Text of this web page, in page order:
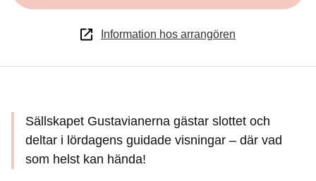
Information hos arrangören
Sällskapet Gustavianerna gästar slottet och
deltar i lördagens guidade visningar – där vad
som helst kan hända!